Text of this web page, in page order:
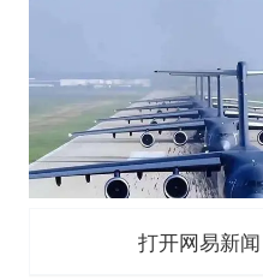
打开网易新